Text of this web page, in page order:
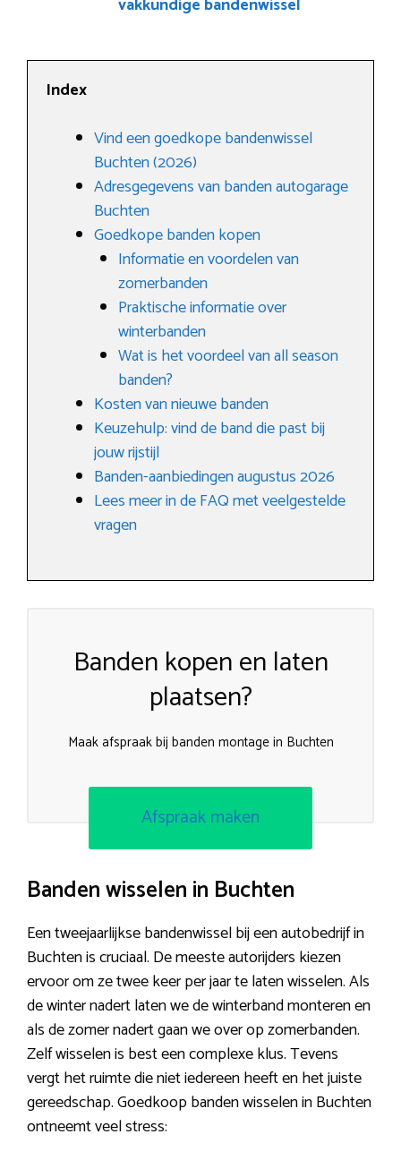
vakkundige bandenwissel
Index
Vind een goedkope bandenwissel
Buchten (2026)
Adresgegevens van banden autogarage
Buchten
Goedkope banden kopen
Informatie en voordelen van
zomerbanden
Praktische informatie over
winterbanden
Wat is het voordeel van all season
banden?
Kosten van nieuwe banden
Keuzehulp: vind de band die past bij
jouw rijstijl
Banden-aanbiedingen augustus 2026
Lees meer in de FAQ met veelgestelde
vragen
Banden kopen en laten
plaatsen?
Maak afspraak bij banden montage in Buchten
Afspraak maken
Banden wisselen in Buchten
Een tweejaarlijkse bandenwissel bij een autobedrijf in
Buchten is cruciaal. De meeste autorijders kiezen
ervoor om ze twee keer per jaar te laten wisselen. Als
de winter nadert laten we de winterband monteren en
als de zomer nadert gaan we over op zomerbanden.
Zelf wisselen is best een complexe klus. Tevens
vergt het ruimte die niet iedereen heeft en het juiste
gereedschap. Goedkoop banden wisselen in Buchten
ontneemt veel stress: